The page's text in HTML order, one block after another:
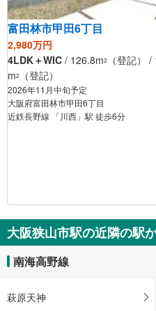
富田林市甲田6丁目
2,980万円
4LDK＋WIC / 126.8m2
（登記）
m2 （登記）
2026年11月中旬予定
大阪府富田林市甲田6丁目
近鉄長野線 「川西」駅 徒歩6分
大阪狭山市駅の近隣の駅
南海高野線
萩原天神